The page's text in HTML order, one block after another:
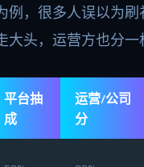
例，很多人误以为刷
大头，运营方也分一
平台抽
成
运营/公司
分